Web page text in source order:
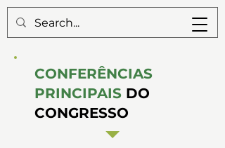
CONFERÊNCIAS
PRINCIPAIS DO
CONGRESSO